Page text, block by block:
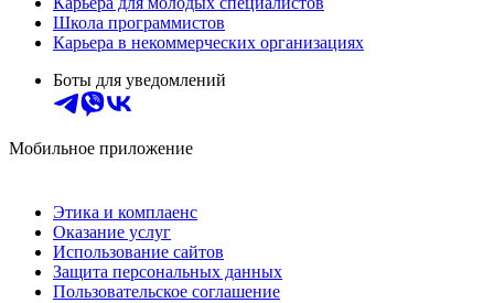
Школа программистов
Карьера в некоммерческих организациях
Боты для уведомлений
Мобильное приложение
Этика и комплаенс
Оказание услуг
Использование сайтов
Защита персональных данных
Пользовательское соглашение